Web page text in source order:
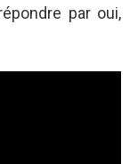
par oui,